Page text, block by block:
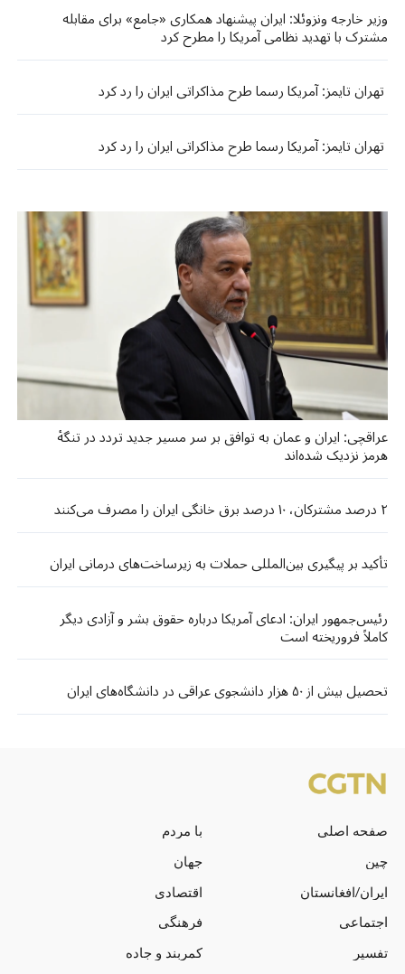
وزیر خارجه ونزوئلا: ایران پیشنهاد همکاری «جامع» برای مقابله
مشترک با تهدید نظامی آمریکا را مطرح کرد
تهران تایمز: آمریکا رسما طرح مذاکراتی ایران را رد کرد
تهران تایمز: آمریکا رسما طرح مذاکراتی ایران را رد کرد
عراقچی: ایران و عمان به توافق بر سر مسیر جدید تردد در تنگۀ
هرمز نزدیک شده‌اند
۲ درصد مشترکان، ۱۰ درصد برق خانگی ایران را مصرف می‌کنند
تأکید بر پیگیری بین‌المللی حملات به زیرساخت‌های درمانی ایران
رئیس‌جمهور ایران: ادعای آمریکا درباره حقوق بشر و آزادی دیگر
کاملاً فروریخته است
تحصیل بیش از ۵۰ هزار دانشجوی عراقی در دانشگاه‌های ایران
صفحه اصلی
با مردم
چین
جهان
ایران/افغانستان
اقتصادی
اجتماعی
فرهنگی
تفسیر
کمربند و جاده